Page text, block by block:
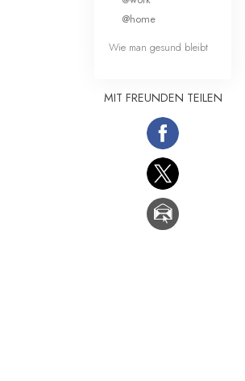
@home
Wie man gesund bleibt
MIT FREUNDEN TEILEN